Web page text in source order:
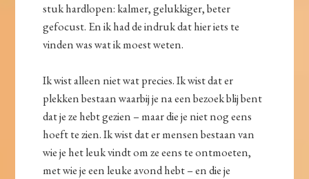
stuk hardlopen: kalmer, gelukkiger, beter
gefocust. En ik had de indruk dat hier iets te
vinden was wat ik moest weten.
Ik wist alleen niet wat precies. Ik wist dat er
plekken bestaan waarbij je na een bezoek blij bent
dat je ze hebt gezien – maar die je niet nog eens
hoeft te zien. Ik wist dat er mensen bestaan van
wie je het leuk vindt om ze eens te ontmoeten,
met wie je een leuke avond hebt – en die je